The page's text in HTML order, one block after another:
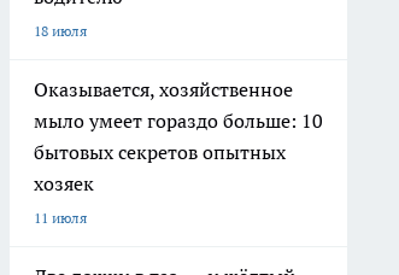
18 июля
Оказывается, хозяйственное
мыло умеет гораздо больше: 10
бытовых секретов опытных
хозяек
11 июля